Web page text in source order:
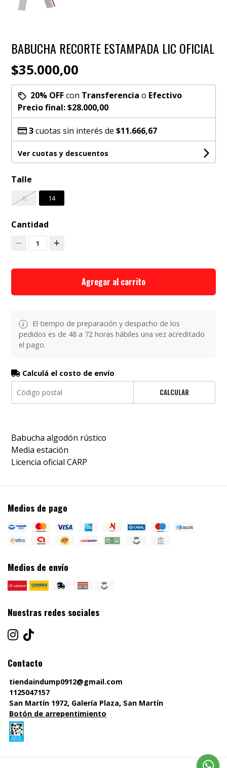
BABUCHA RECORTE ESTAMPADA LIC OFICIAL
$35.000,00
20% OFFcon Transferencia o Efectivo
Precio final:$28.000,00
3cuotas sin interés de$11.666,67
Ver cuotas y descuentos
Talle
6 14
Cantidad
1
Agregar al carrito
El tiempo de preparación y despacho de los
pedidos es de 48 a 72 horas hábiles una vez acreditado
el pago.
Calculá el costo de envío
CALCULAR
Babucha algodón rústico
Media estación
Licencia oficial CARP
Medios de pago
Medios de envío
Nuestras redes sociales
Contacto
tiendaindump0912@gmail.com
1125047157
San Martín 1972, Galería Plaza, San Martín
Botón de arrepentimiento